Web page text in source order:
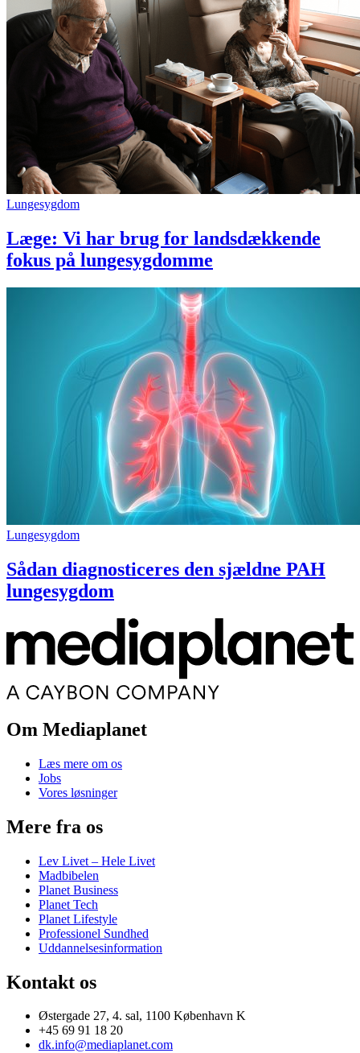
Lungesygdom
Læge: Vi har brug for landsdækkende
fokus på lungesygdomme
Lungesygdom
Sådan diagnosticeres den sjældne PAH
lungesygdom
Om Mediaplanet
Læs mere om os
Jobs
Vores løsninger
Mere fra os
Lev Livet – Hele Livet
Madbibelen
Planet Business
Planet Tech
Planet Lifestyle
Professionel Sundhed
Uddannelsesinformation
Kontakt os
Østergade 27, 4. sal, 1100 København K
+45 69 91 18 20
dk.info@mediaplanet.com